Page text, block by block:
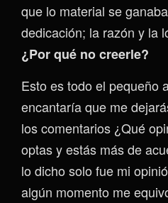
que lo material se
dedicación; la razón y la
¿Por qué no creerle?
Esto es todo el pequeño
encantaría que me
los comentarios ¿Qué
optas y estás más de
lo dicho solo fue mi
algún momento me